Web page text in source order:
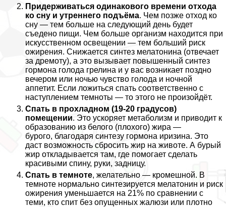
Придерживаться одинакового времени отхода
ко сну и утреннего подъёма. Чем позже отход ко
сну — тем больше на следующий день будет
съедено пищи. Чем больше организм находится при
искусственном освещении — тем больший риск
ожирения. Снижается синтез мелатонина (отвечает
за дремоту), а это вызывает повышенный синтез
гормона голода грелина и у вас возникает поздно
вечером или ночью чувство голода и ночной
аппетит. Если ложиться спать соответственно с
наступлением темноты — то этого не произойдёт.
Спать в прохладном (19-20 градусов)
помещении. Это ускоряет метаболизм и приводит к
образованию из белого (плохого) жира —
бурого, благодаря синтезу гормона иризина. Это
даст возможность сбросить жир на животе. А бурый
жир откладывается там, где помогает сделать
красивыми спину, руки, задницу.
Спать в темноте, желательно — кромешной. В
темноте нормально синтезируется мелатонин и риск
ожирения уменьшается на 21% по сравнении с
теми, кто спит без опущенных жалюзи или плотно